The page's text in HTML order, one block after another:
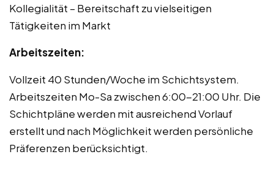
Kollegialität – Bereitschaft zu vielseitigen
Tätigkeiten im Markt
Arbeitszeiten:
Vollzeit 40 Stunden/Woche im Schichtsystem.
Arbeitszeiten Mo-Sa zwischen 6:00-21:00 Uhr. Die
Schichtpläne werden mit ausreichend Vorlauf
erstellt und nach Möglichkeit werden persönliche
Präferenzen berücksichtigt.